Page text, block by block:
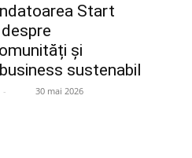
Start
și
sustenabil
- 30 mai 2026